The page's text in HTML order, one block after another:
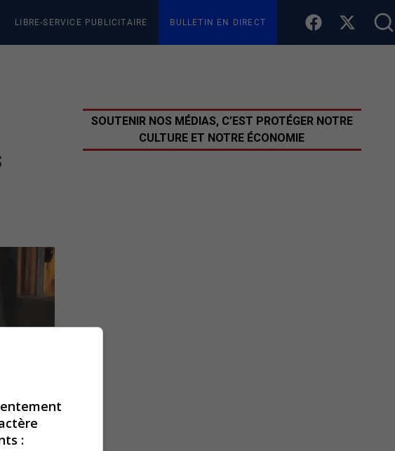
LIBRE-SERVICE PUBLICITAIRE BULLETIN EN DIRECT
SOUTENIR NOS MÉDIAS, C’EST PROTÉGER NOTRE
CULTURE ET NOTRE ÉCONOMIE
: